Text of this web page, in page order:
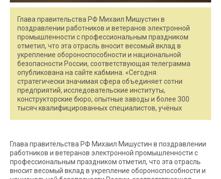
Глава правительства РФ Михаил Мишустин в
поздравлении работников и ветеранов электронной
промышленности с профессиональным праздником
отметил, что эта отрасль вносит весомый вклад в
укрепление обороноспособности и национальной
безопасности России, соответствующая телеграмма
опубликована на сайте кабмина. «Сегодня
стратегически значимая сфера объединяет сотни
предприятий, исследовательские институты,
конструкторские бюро, опытные заводы и более 300
тысяч квалифицированных специалистов, учёных
Глава правительства РФ Михаил Мишустин в поздравлении
работников и ветеранов электронной промышленности с
профессиональным праздником отметил, что эта отрасль
вносит весомый вклад в укрепление обороноспособности и